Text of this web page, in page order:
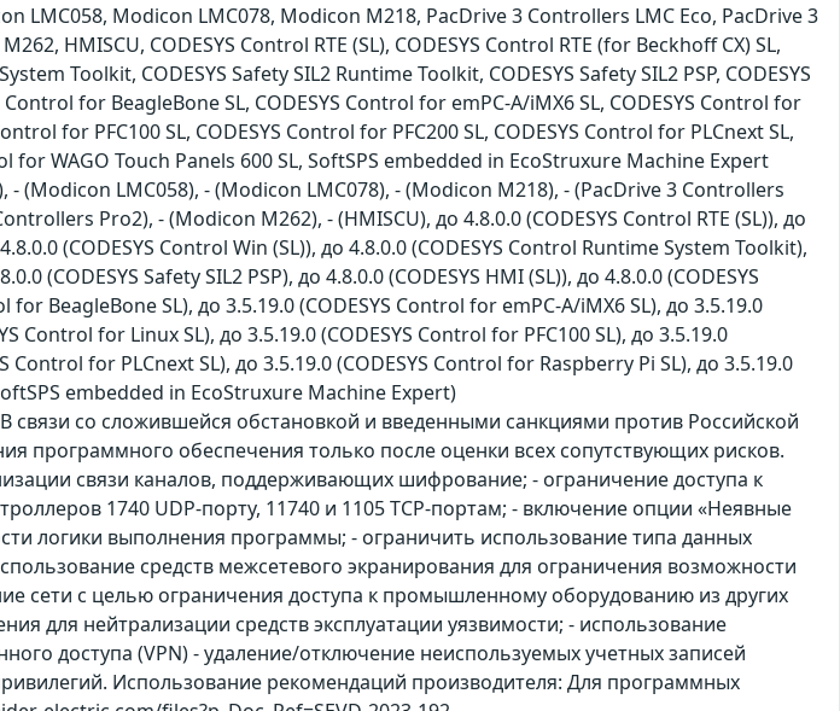
LMC058, Modicon LMC078, Modicon M218, PacDrive 3 Controllers LMC Eco, PacDrive 3
HMISCU, CODESYS Control RTE (SL), CODESYS Control RTE (for Beckhoff CX) SL,
Toolkit, CODESYS Safety SIL2 Runtime Toolkit, CODESYS Safety SIL2 PSP, CODESYS
for BeagleBone SL, CODESYS Control for emPC-A/iMX6 SL, CODESYS Control for
for PFC100 SL, CODESYS Control for PFC200 SL, CODESYS Control for PLCnext SL,
for WAGO Touch Panels 600 SL, SoftSPS embedded in EcoStruxure Machine Expert
(Modicon LMC058), - (Modicon LMC078), - (Modicon M218), - (PacDrive 3 Controllers
Pro2), - (Modicon M262), - (HMISCU), до 4.8.0.0 (CODESYS Control RTE (SL)), до
(CODESYS Control Win (SL)), до 4.8.0.0 (CODESYS Control Runtime System Toolkit),
(CODESYS Safety SIL2 PSP), до 4.8.0.0 (CODESYS HMI (SL)), до 4.8.0.0 (CODESYS
BeagleBone SL), до 3.5.19.0 (CODESYS Control for emPC-A/iMX6 SL), до 3.5.19.0
Control for Linux SL), до 3.5.19.0 (CODESYS Control for PFC100 SL), до 3.5.19.0
Control for PLCnext SL), до 3.5.19.0 (CODESYS Control for Raspberry Pi SL), до 3.5.19.0
embedded in EcoStruxure Machine Expert)
связи со сложившейся обстановкой и введенными санкциями против Российской
программного обеспечения только после оценки всех сопутствующих рисков.
связи каналов, поддерживающих шифрование; - ограничение доступа к
1740 UDP-порту, 11740 и 1105 TCP-портам; - включение опции «Неявные
логики выполнения программы; - ограничить использование типа данных
средств межсетевого экранирования для ограничения возможности
сети с целью ограничения доступа к промышленному оборудованию из других
для нейтрализации средств эксплуатации уязвимости; - использование
доступа (VPN) - удаление/отключение неиспользуемых учетных записей
Использование рекомендаций производителя: Для программных